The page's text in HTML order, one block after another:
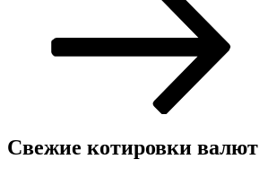
Свежие котировки валют